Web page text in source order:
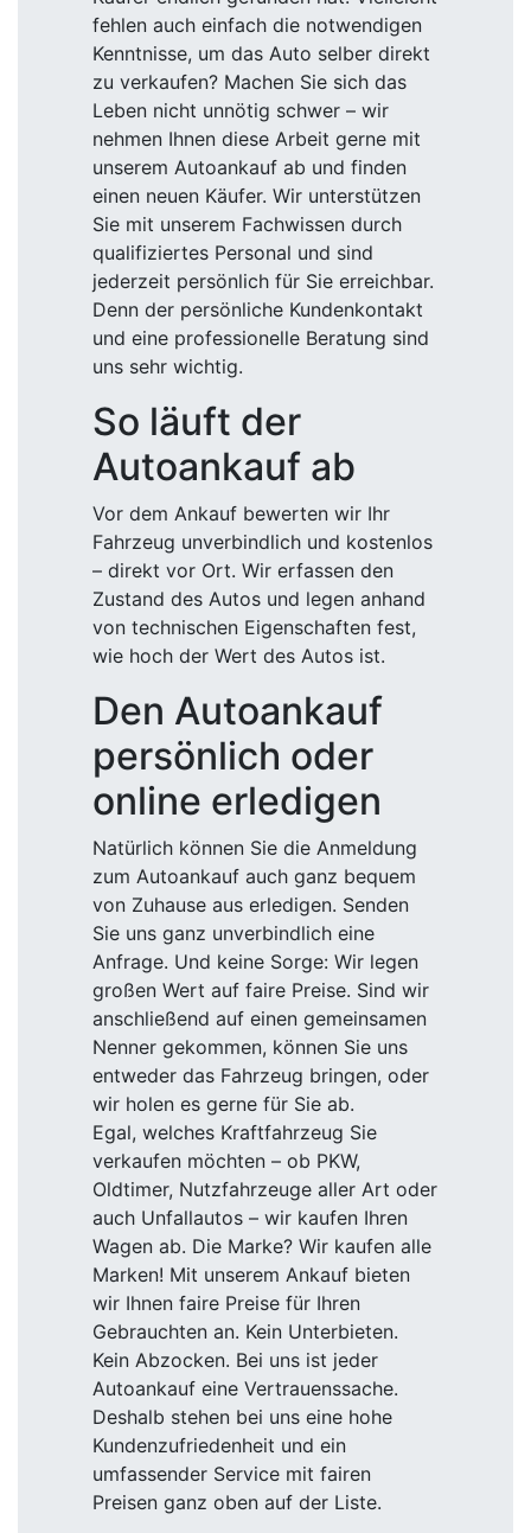
fehlen auch einfach die notwendigen
Kenntnisse, um das Auto selber direkt
zu verkaufen? Machen Sie sich das
Leben nicht unnötig schwer – wir
nehmen Ihnen diese Arbeit gerne mit
unserem Autoankauf ab und finden
einen neuen Käufer. Wir unterstützen
Sie mit unserem Fachwissen durch
qualifiziertes Personal und sind
jederzeit persönlich für Sie erreichbar.
Denn der persönliche Kundenkontakt
und eine professionelle Beratung sind
uns sehr wichtig.
So läuft der
Autoankauf ab
Vor dem Ankauf bewerten wir Ihr
Fahrzeug unverbindlich und kostenlos
– direkt vor Ort. Wir erfassen den
Zustand des Autos und legen anhand
von technischen Eigenschaften fest,
wie hoch der Wert des Autos ist.
Den Autoankauf
persönlich oder
online erledigen
Natürlich können Sie die Anmeldung
zum Autoankauf auch ganz bequem
von Zuhause aus erledigen. Senden
Sie uns ganz unverbindlich eine
Anfrage. Und keine Sorge: Wir legen
großen Wert auf faire Preise. Sind wir
anschließend auf einen gemeinsamen
Nenner gekommen, können Sie uns
entweder das Fahrzeug bringen, oder
wir holen es gerne für Sie ab.
Egal, welches Kraftfahrzeug Sie
verkaufen möchten – ob PKW,
Oldtimer, Nutzfahrzeuge aller Art oder
auch Unfallautos – wir kaufen Ihren
Wagen ab. Die Marke? Wir kaufen alle
Marken! Mit unserem Ankauf bieten
wir Ihnen faire Preise für Ihren
Gebrauchten an. Kein Unterbieten.
Kein Abzocken. Bei uns ist jeder
Autoankauf eine Vertrauenssache.
Deshalb stehen bei uns eine hohe
Kundenzufriedenheit und ein
umfassender Service mit fairen
Preisen ganz oben auf der Liste.